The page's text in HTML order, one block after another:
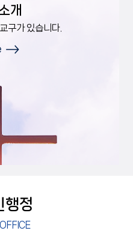
개
구가 있습니다.
행정